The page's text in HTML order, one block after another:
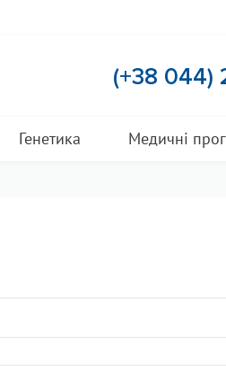
(+38 044)
Генетика Медичні